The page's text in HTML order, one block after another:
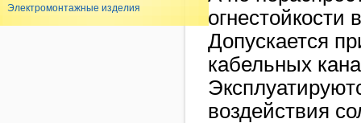
Электромонтажные изделия
Допускается
кабельных
воздействия